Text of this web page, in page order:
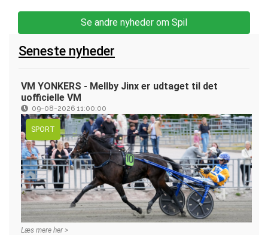
Se andre nyheder om Spil
Seneste nyheder
VM YONKERS - Mellby Jinx er udtaget til det
uofficielle VM
09-08-2026 11:00:00
SPORT
Læs mere her >